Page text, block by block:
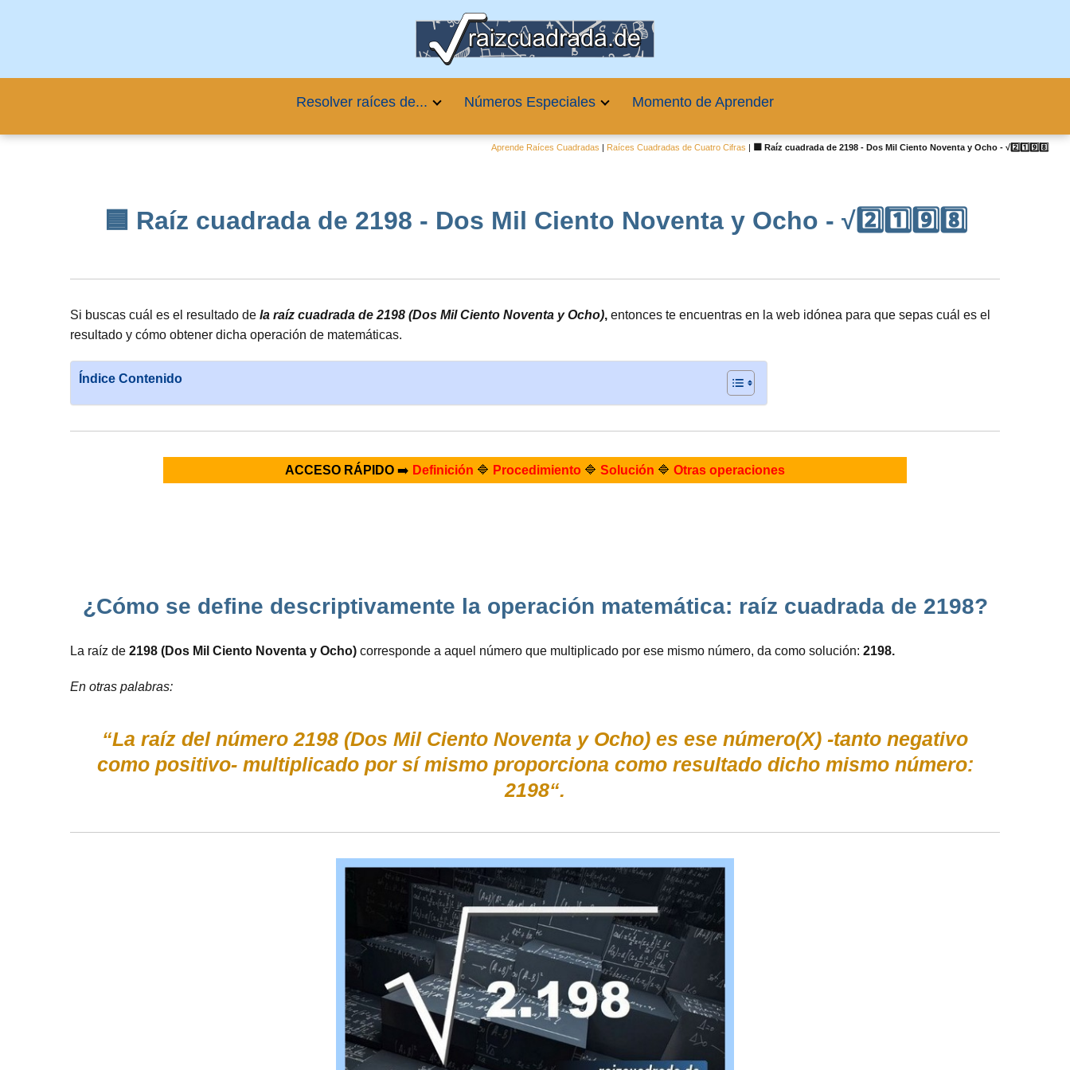
Resolver raíces de... Números Especiales Momento de Aprender
Aprende Raíces Cuadradas | Raíces Cuadradas de Cuatro Cifras | 🟦 Raíz cuadrada de 2198 - Dos Mil Ciento Noventa y Ocho - √2️⃣1️⃣9️⃣8️⃣
🟦 Raíz cuadrada de 2198 - Dos Mil Ciento Noventa y Ocho - √2️⃣1️⃣9️⃣8️⃣
Si buscas cuál es el resultado de la raíz cuadrada de 2198 (Dos Mil Ciento Noventa y Ocho), entonces te encuentras en la web idónea para que sepas cuál es el
resultado y cómo obtener dicha operación de matemáticas.
Índice Contenido
ACCESO RÁPIDO➡️ Definición 🔷 Procedimiento🔷 Solución 🔷 Otras operaciones
¿Cómo se define descriptivamente la operación matemática: raíz cuadrada de 2198?
La raíz de 2198 (Dos Mil Ciento Noventa y Ocho) corresponde a aquel número que multiplicado por ese mismo número, da como solución: 2198.
En otras palabras:
“La raíz del número 2198 (Dos Mil Ciento Noventa y Ocho) es ese número(X) -tanto negativo
como positivo- multiplicado por sí mismo proporciona como resultado dicho mismo número:
2198“.